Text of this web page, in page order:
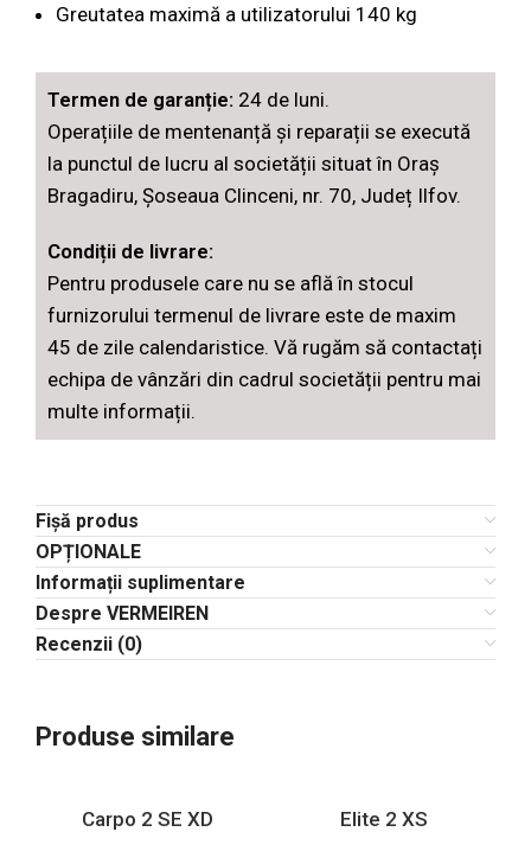
Greutatea maximă a utilizatorului 140 kg
Termen de garanție: 24 de luni.
Operațiile de mentenanță și reparații se execută
la punctul de lucru al societății situat în Oraș
Bragadiru, Șoseaua Clinceni, nr. 70, Județ Ilfov.
Condiții de livrare:
Pentru produsele care nu se află în stocul
furnizorului termenul de livrare este de maxim
45 de zile calendaristice. Vă rugăm să contactați
echipa de vânzări din cadrul societății pentru mai
multe informații.
Fișă produs
OPȚIONALE
Informații suplimentare
Despre VERMEIREN
Recenzii (0)
Produse similare
Carpo 2 SE XD Elite 2 XS